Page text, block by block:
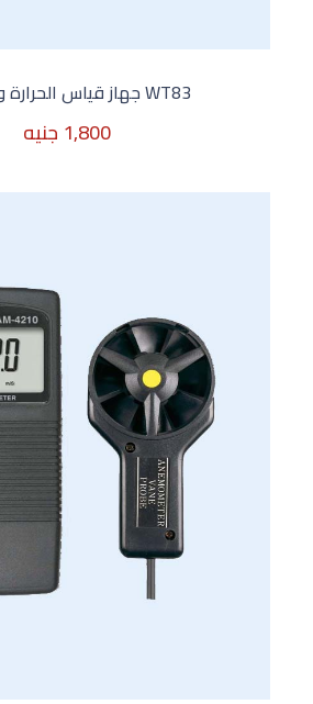
WT83 جهاز قياس الحرارة والرطوبة
1,800 جنيه